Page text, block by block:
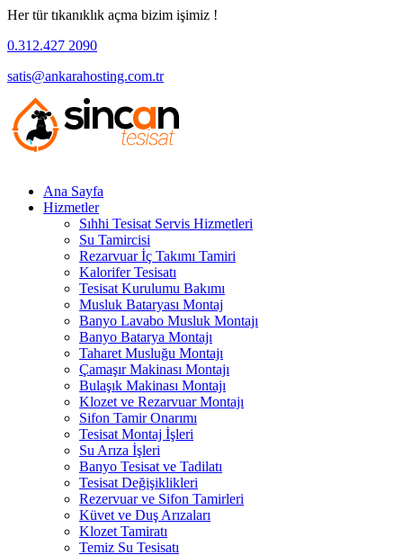
Her tür tıkanıklık açma bizim işimiz !
0.312.427 2090
satis@ankarahosting.com.tr
Ana Sayfa
Hizmetler
Sıhhi Tesisat Servis Hizmetleri
Su Tamircisi
Rezarvuar İç Takımı Tamiri
Kalorifer Tesisatı
Tesisat Kurulumu Bakımı
Musluk Bataryası Montaj
Banyo Lavabo Musluk Montajı
Banyo Batarya Montajı
Taharet Musluğu Montajı
Çamaşır Makinası Montajı
Bulaşık Makinası Montajı
Klozet ve Rezarvuar Montajı
Sifon Tamir Onarımı
Tesisat Montaj İşleri
Su Arıza İşleri
Banyo Tesisat ve Tadilatı
Tesisat Değişiklikleri
Rezervuar ve Sifon Tamirleri
Küvet ve Duş Arızaları
Klozet Tamiratı
Temiz Su Tesisatı